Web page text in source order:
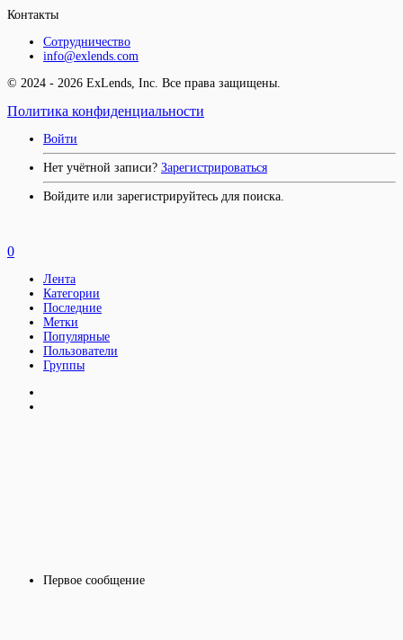
Контакты
Сотрудничество
info@exlends.com
© 2024 - 2026 ExLends, Inc. Все права защищены.
Политика конфиденциальности
Войти
Нет учётной записи? Зарегистрироваться
Войдите или зарегистрируйтесь для поиска.
Первое сообщение
0
Лента
Категории
Последние
Метки
Популярные
Пользователи
Группы